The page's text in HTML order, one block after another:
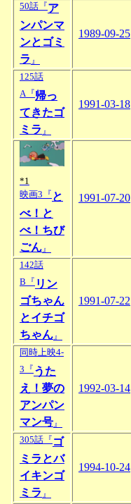
50話『ア
ンパンマ
ンとゴミ
ラ 』
1989-09-25
125話
A『帰っ
てきたゴ
ミラ 』
1991-03-18
*1
映画3『 と
べ！と
べ！ちび
ごん 』
1991-07-20
142話
B『 リン
ゴちゃん
とイチゴ
ちゃん 』
1991-07-22
同時上映4-
3『 うた
え！夢の
アンパン
マン号 』
1992-03-14
305話『 ゴ
ミラとバ
イキンゴ
ミラ 』
1994-10-24